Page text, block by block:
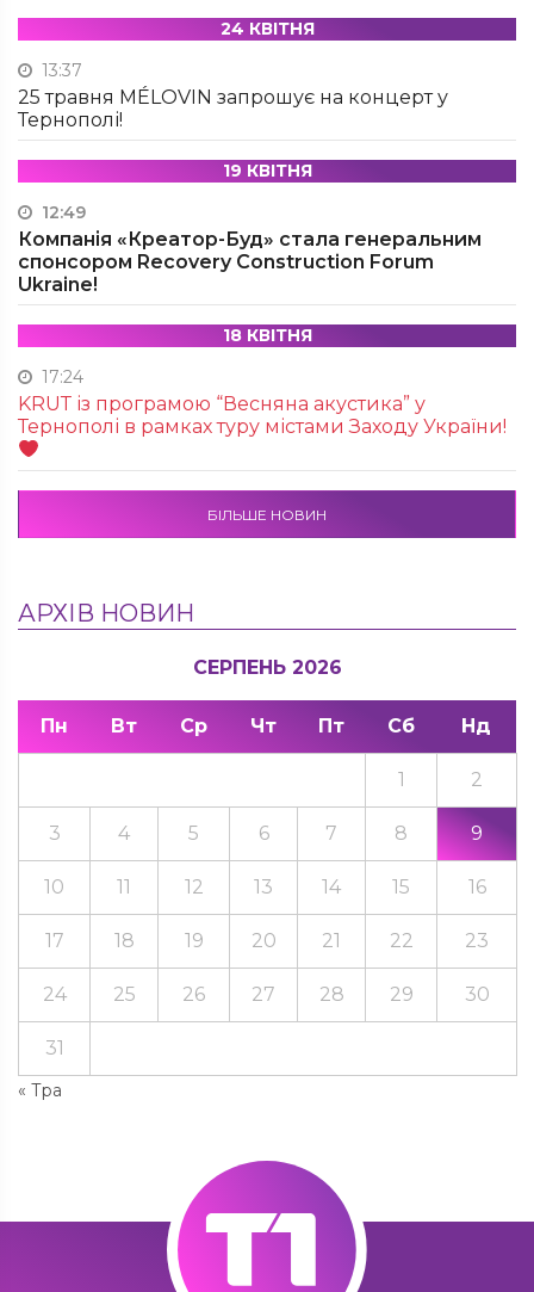
24 КВІТНЯ
13:37
25 травня MÉLOVIN запрошує на концерт у
Тернополі!
19 КВІТНЯ
12:49
Компанія «Креатор-Буд» стала генеральним
спонсором Recovery Construction Forum
Ukraine!
18 КВІТНЯ
17:24
KRUТ із програмою “Весняна акустика” у
Тернополі в рамках туру містами Заходу України!
БІЛЬШЕ НОВИН
АРХІВ НОВИН
СЕРПЕНЬ 2026
Пн Вт Ср Чт Пт Сб Нд
« Тра
1 2
3 4 5 6 7 8 9
10 11 12 13 14 15 16
17 18 19 20 21 22 23
24 25 26 27 28 29 30
31